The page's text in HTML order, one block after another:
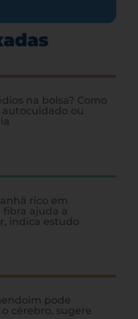
na bolsa? Como
autocuidado ou
rico em
fibra ajuda a
indica estudo
pode
cérebro, sugere